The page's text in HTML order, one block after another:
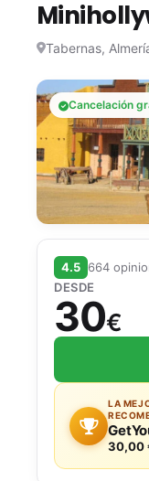
Tabernas,
Cancelación
4.5 664
DESDE
30€
LA
30,00